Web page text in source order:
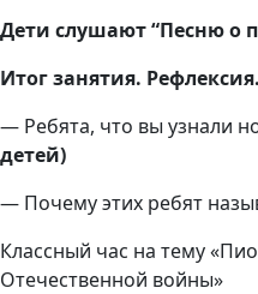
Дети слушают “Песню о
Итог занятия. Рефлексия.
— Ребята, что вы узнали
детей)
— Почему этих ребят
Классный час на тему
Отечественной войны»